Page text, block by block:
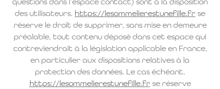
questions dans l’espace contact) sont à la disposition
des utilisateurs. https://lesommelierestunefille.fr se
réserve le droit de supprimer, sans mise en demeure
préalable, tout contenu déposé dans cet espace qui
contreviendrait à la législation applicable en France,
en particulier aux dispositions relatives à la
protection des données. Le cas échéant,
https://lesommelierestunefille.frse réserve